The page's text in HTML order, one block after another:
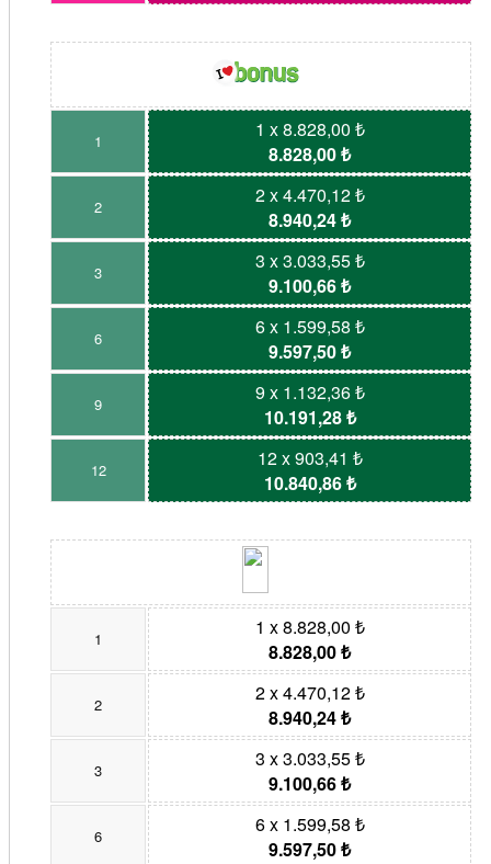
1
1 x 8.828,00 ₺
8.828,00 ₺
2
2 x 4.470,12 ₺
8.940,24 ₺
3
3 x 3.033,55 ₺
9.100,66 ₺
6
6 x 1.599,58 ₺
9.597,50 ₺
9
9 x 1.132,36 ₺
10.191,28 ₺
12
12 x 903,41 ₺
10.840,86 ₺
1
1 x 8.828,00 ₺
8.828,00 ₺
2
2 x 4.470,12 ₺
8.940,24 ₺
3
3 x 3.033,55 ₺
9.100,66 ₺
6
6 x 1.599,58 ₺
9.597,50 ₺